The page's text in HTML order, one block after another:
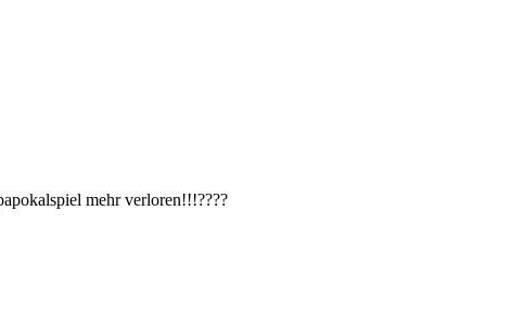
mehr verloren!!!????